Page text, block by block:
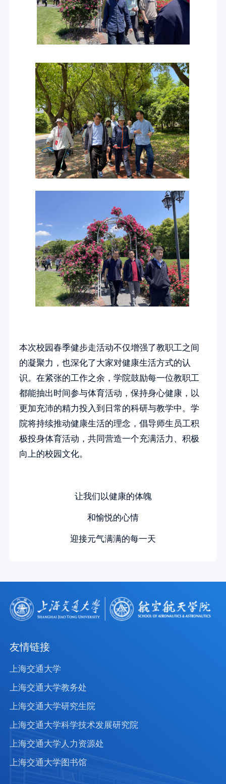
本次校园春季健步走活动不仅增强了教职工之间
的凝聚力，也深化了大家对健康生活方式的认
识。在紧张的工作之余，学院鼓励每一位教职工
都能抽出时间参与体育活动，保持身心健康，以
更加充沛的精力投入到日常的科研与教学中。学
院将持续推动健康生活的理念，倡导师生员工积
极投身体育活动，共同营造一个充满活力、积极
向上的校园文化。
让我们以健康的体魄
和愉悦的心情
迎接元气满满的每一天
友情链接
上海交通大学
上海交通大学教务处
上海交通大学研究生院
上海交通大学科学技术发展研究院
上海交通大学人力资源处
上海交通大学图书馆